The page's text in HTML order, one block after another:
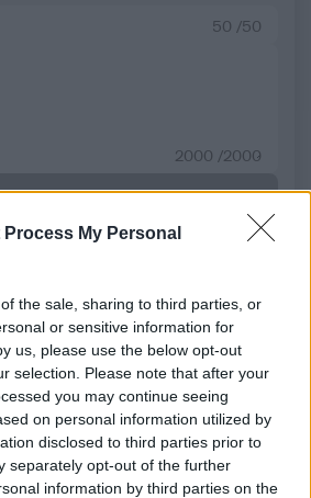
Process My Personal
the sale, sharing to third parties, or
or sensitive information for
us, please use the below opt-out
selection. Please note that after your
you may continue seeing
on personal information utilized by
disclosed to third parties prior to
separately opt-out of the further
information by third parties on the
50 /50
2000 /2000
σχολίου
από reCAPTCHA, ισχύουν
Πολιτική
ΥΠΟΚΛΟΠΕΣ
στοGoogle Newsκαι
για όλη την ειδησεογραφία και τα